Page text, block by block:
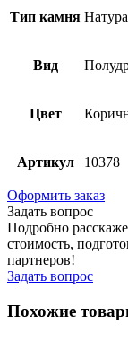
Тип камня
Вид
Цвет
Артикул 10378
Оформить заказ
Задать вопрос
Подробно
стоимость,
партнеров!
Задать вопрос
Похожие